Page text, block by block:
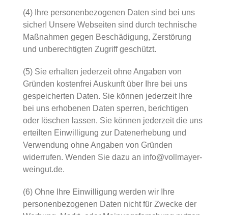
(4) Ihre personenbezogenen Daten sind bei uns
sicher! Unsere Webseiten sind durch technische
Maßnahmen gegen Beschädigung, Zerstörung
und unberechtigten Zugriff geschützt.
(5) Sie erhalten jederzeit ohne Angaben von
Gründen kostenfrei Auskunft über Ihre bei uns
gespeicherten Daten. Sie können jederzeit Ihre
bei uns erhobenen Daten sperren, berichtigen
oder löschen lassen. Sie können jederzeit die uns
erteilten Einwilligung zur Datenerhebung und
Verwendung ohne Angaben von Gründen
widerrufen. Wenden Sie dazu an info@vollmayer-
weingut.de.
(6) Ohne Ihre Einwilligung werden wir Ihre
personenbezogenen Daten nicht für Zwecke der